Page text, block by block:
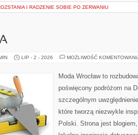
I RADZENIE SOBIE PO ZERWANIU
LIP - 2 - 2026 MOŻLIWOŚĆ
Moda Wrocław to
poświęcony podróżom na
szczególnym
które tworzą niezwykle
Polski. Strona jest